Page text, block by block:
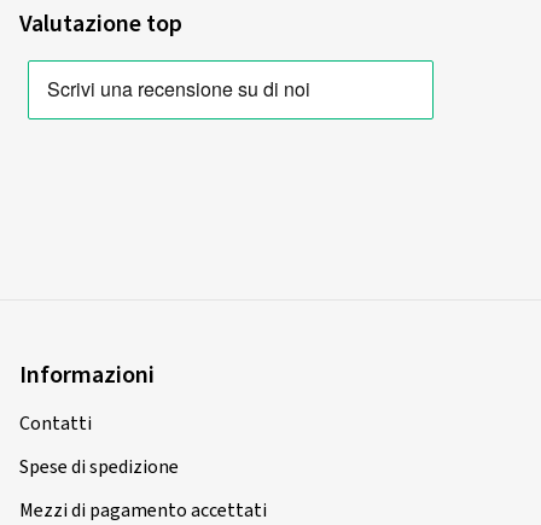
Valutazione top
Informazioni
Contatti
Spese di spedizione
Mezzi di pagamento accettati